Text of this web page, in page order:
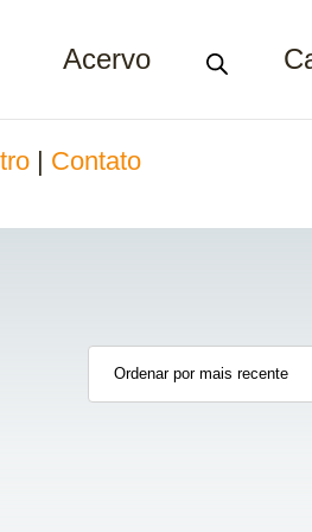
Acervo
Contato